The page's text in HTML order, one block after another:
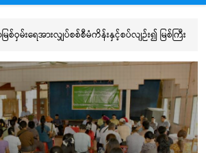
စ်ဝှမ်းရေအားလျှပ်စစ်စီမံကိန်းနှင့်စပ်လျဉ်း၍ မြစ်ကြီး